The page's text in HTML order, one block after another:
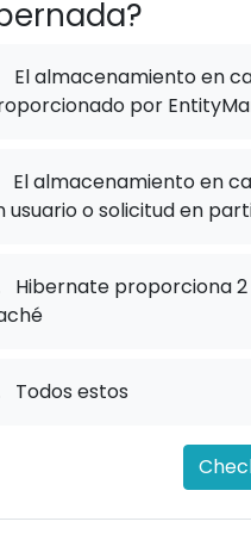
El almacenamiento en
por
El almacenamiento en
usuario o solicitud en
Hibernate proporciona
Todos estos